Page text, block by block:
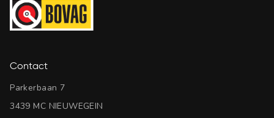
Contact
Parkerbaan 7
3439 MC NIEUWEGEIN